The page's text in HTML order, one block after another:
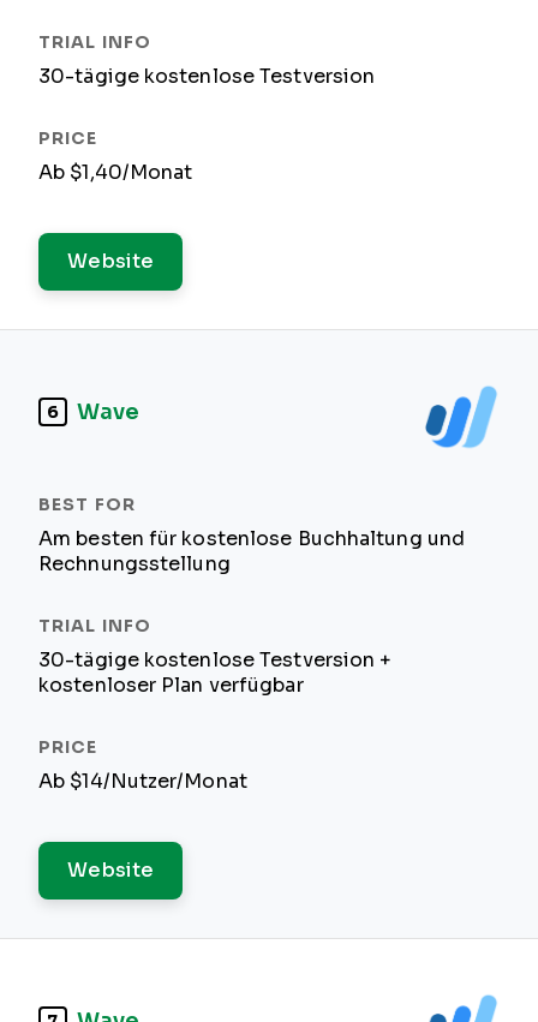
30-tägige kostenlose Testversion
Ab $1,40/Monat
Website
6 Wave
Am besten für kostenlose Buchhaltung und
Rechnungsstellung
30-tägige kostenlose Testversion +
kostenloser Plan verfügbar
Ab $14/Nutzer/Monat
Website